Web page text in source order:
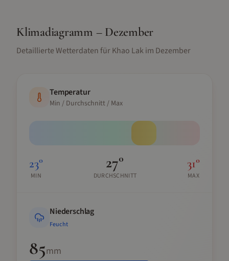
Klimadiagramm – Dezember
Detaillierte Wetterdaten fürKhao Lakim Dezember
Temperatur
Min / Durchschnitt / Max
23°
MIN
27°
DURCHSCHNITT
31°
MAX
Niederschlag
Feucht
85mm